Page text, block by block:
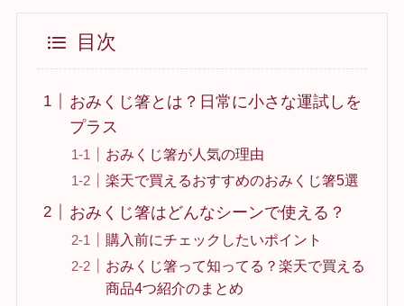
目次
おみくじ箸とは？日常に小さな運試しを
プラス
おみくじ箸が人気の理由
楽天で買えるおすすめのおみくじ箸5選
おみくじ箸はどんなシーンで使える？
購入前にチェックしたいポイント
おみくじ箸って知ってる？楽天で買える
商品4つ紹介のまとめ